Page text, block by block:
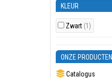
KLEUR
Zwart (1)
ONZE PRODUCTEN
Catalogus